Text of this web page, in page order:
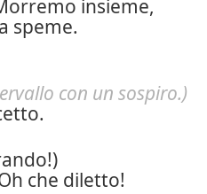
insieme,
speme.
con un sospiro.)
che diletto!